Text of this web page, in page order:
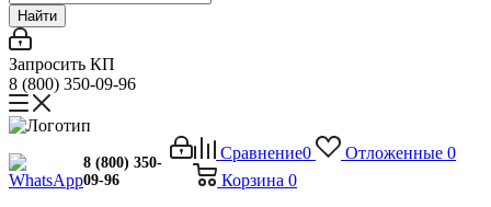
Найти
Запросить КП
8 (800) 350-09-96
Сравнение0 Отложенные 0
Корзина 0
8 (800) 350-
09-96